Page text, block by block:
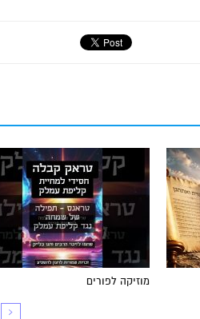
מוזיקה לפורים